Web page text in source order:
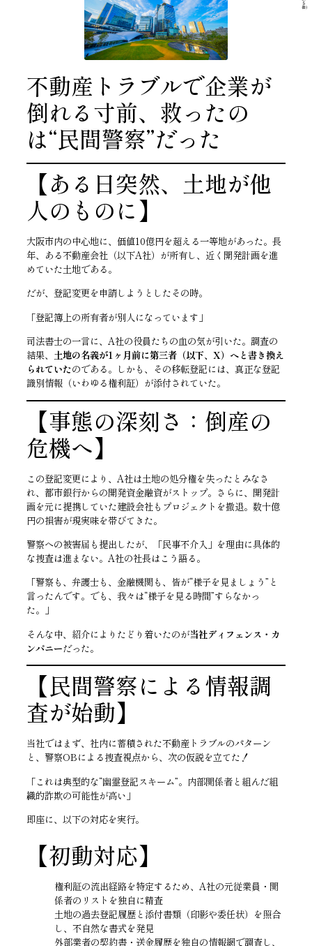
不動産トラブルで企業が
倒れる寸前、救ったの
は“民間警察”だった
【ある日突然、土地が他
人のものに】
大阪市内の中心地に、価値10億円を超える一等地があった。長
年、ある不動産会社（以下A社）が所有し、近く開発計画を進
めていた土地である。
だが、登記変更を申請しようとしたその時。
「登記簿上の所有者が別人になっています」
司法書士の一言に、A社の役員たちの血の気が引いた。調査の
結果、 土地の名義が1ヶ月前に第三者（以下、X）へと書き換え
られていたのである。しかも、その移転登記には、真正な登記
識別情報（いわゆる権利証）が添付されていた。
【事態の深刻さ：倒産の
危機へ】
この登記変更により、A社は土地の処分権を失ったとみなさ
れ、都市銀行からの開発資金融資がストップ。さらに、開発計
画を元に提携していた建設会社もプロジェクトを撤退。数十億
円の損害が現実味を帯びてきた。
警察への被害届も提出したが、「民事不介入」を理由に具体的
な捜査は進まない。A社の社長はこう語る。
「警察も、弁護士も、金融機関も、皆が“様子を見ましょう”と
言ったんです。でも、我々は“様子を見る時間”すらなかっ
た。」
そんな中、紹介によりたどり着いたのが当社ディフェンス・カ
ンパニーだった。
【民間警察による情報調
査が始動】
当社ではまず、社内に蓄積された不動産トラブルのパターン
と、警察OBによる捜査視点から、次の仮説を立てた！
「これは典型的な“幽霊登記スキーム”。内部関係者と組んだ組
織的詐欺の可能性が高い」
即座に、以下の対応を実行。
【初動対応】
権利証の流出経路を特定するため、A社の元従業員・関
係者のリストを独自に精査
土地の過去登記履歴と添付書類（印影や委任状）を照合
し、不自然な書式を発見
外部業者の契約書・送金履歴を独自の情報網で調査し、
５
件）